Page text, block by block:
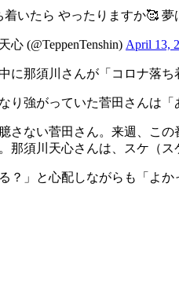
着いたら やったりますか🥰
(@TeppenTenshin) April 13,
に那須川さんが「コロナ落
り強がっていた菅田さんは
さない菅田さん。来週、こ
那須川天心さんは、スケ（
？」と心配しながらも「よ